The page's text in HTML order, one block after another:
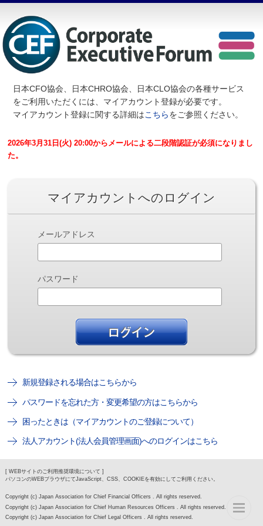
日本CFO協会、日本CHRO協会、日本CLO協会の各種サービス
をご利用いただくには、マイアカウント登録が必要です。
マイアカウント登録に関する詳細はこちらをご参照ください。
2026年3月31日(火) 20:00からメールによる二段階認証が必須になりまし
た。
マイアカウントへのログイン
メールアドレス
パスワード
新規登録される場合はこちらから
パスワードを忘れた方・変更希望の方はこちらから
困ったときは（マイアカウントのご登録について）
法人アカウント(法人会員管理画面)へのログインはこちら
[ WEBサイトのご利用推奨環境について ]
パソコンのWEBブラウザにてJavaScript、CSS、COOKIEを有効にしてご利用ください。
Copyright (c) Japan Association for Chief Financial Officers . All rights reserved.
Copyright (c) Japan Association for Chief Human Resources Officers . All rights reserved.
Copyright (c) Japan Association for Chief Legal Officers . All rights reserved.